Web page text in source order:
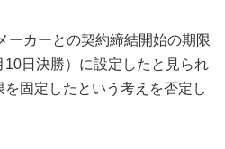
ーカーとの契約締結開始の期限
10日決勝）に設定したと見られ
固定したという考えを否定し